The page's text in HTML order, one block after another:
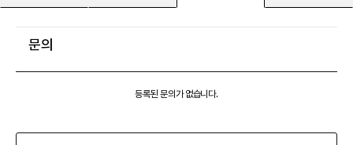
문의
등록된 문의가 없습니다.